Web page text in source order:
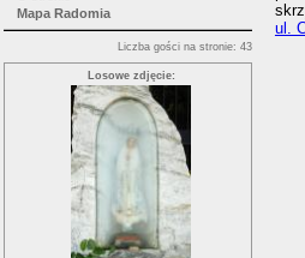
Mapa Radomia
Liczba gości na stronie: 43
Losowe zdjęcie:
ul.